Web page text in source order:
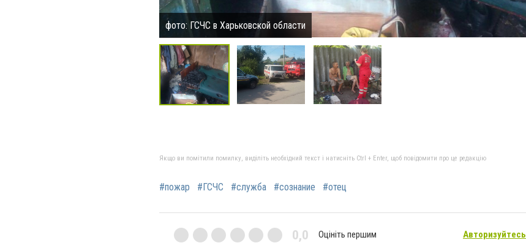
фото: ГСЧС в Харьковской области
Якщо ви помітили помилку, виділіть необхідний текст і натисніть Ctrl + Enter, щоб повідомити про це редакцію
#пожар #ГСЧС #служба #сознание #отец
0,0 Оцініть першим Авторизуйтесь